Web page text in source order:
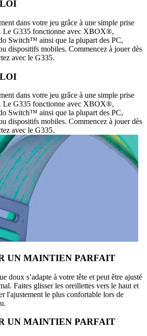
dans votre jeu grâce à une simple prise
Le G335 fonctionne avec XBOX®,
Switch™ ainsi que la plupart des PC,
dispositifs mobiles. Commencez à jouer dès
avec le G335.
dans votre jeu grâce à une simple prise
Le G335 fonctionne avec XBOX®,
Switch™ ainsi que la plupart des PC,
dispositifs mobiles. Commencez à jouer dès
avec le G335.
UN MAINTIEN PARFAIT
doux s’adapte à votre tête et peut être ajusté
Faites glisser les oreillettes vers le haut et
l'ajustement le plus confortable lors de
UN MAINTIEN PARFAIT